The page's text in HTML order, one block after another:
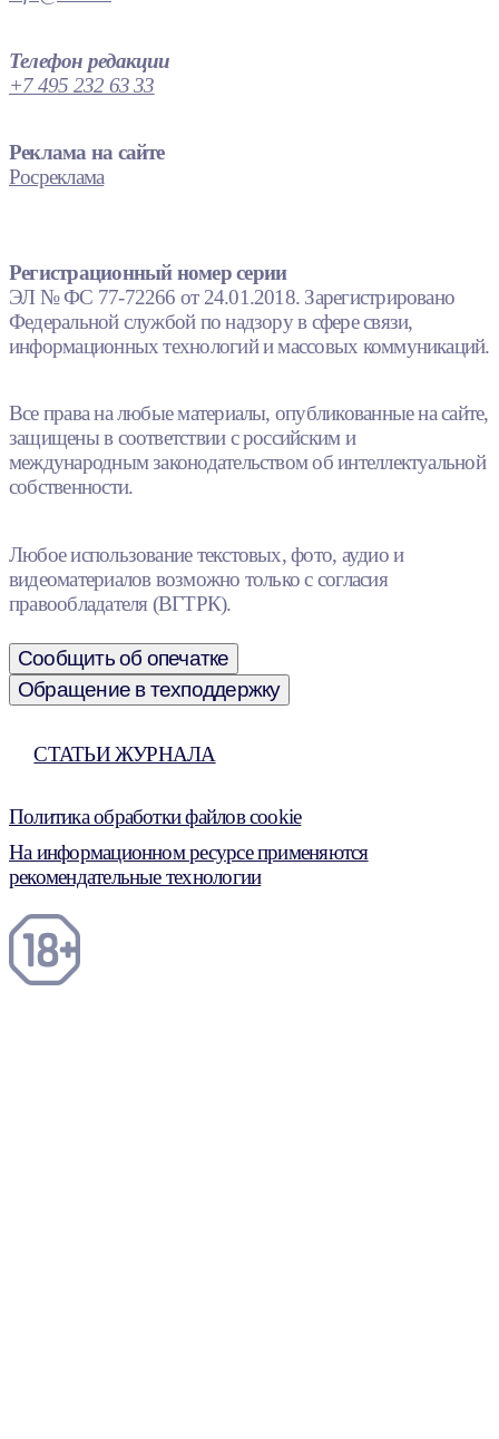
Телефон редакции
+7 495 232 63 33
Реклама на сайте
Росреклама
Регистрационный номер серии
ЭЛ № ФС 77-72266 от 24.01.2018. Зарегистрировано
Федеральной службой по надзору в сфере связи,
информационных технологий и массовых коммуникаций.
Все права на любые материалы, опубликованные на сайте,
защищены в соответствии с российским и
международным законодательством об интеллектуальной
собственности.
Любое использование текстовых, фото, аудио и
видеоматериалов возможно только с согласия
правообладателя (ВГТРК).
Сообщить об опечатке
Обращение в техподдержку
СТАТЬИ ЖУРНАЛА
Политика обработки файлов cookie
На информационном ресурсе применяются
рекомендательные технологии